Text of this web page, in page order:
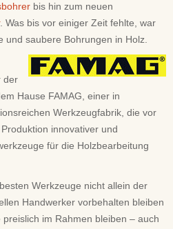
bis hin zum neuen
. Was bis vor einiger Zeit fehlte, war
saubere Bohrungen in Holz.
der
Hause FAMAG, einer in
Werkzeugfabrik, die vor
innovativer und
für die Holzbearbeitung
Werkzeuge nicht allein der
Handwerker vorbehalten bleiben
im Rahmen bleiben – auch